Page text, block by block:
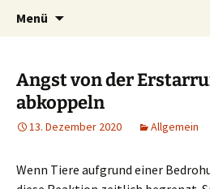
Ulrike Roderwald
Heilpraktische
Menü
Angst von der
abkoppeln
13. Dezember 2020 Allgemein
Wenn Tiere aufgrund einer